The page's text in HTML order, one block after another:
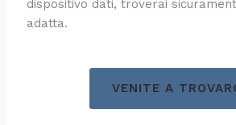
dispositivo dati, troverai
adatta.
VENITE A